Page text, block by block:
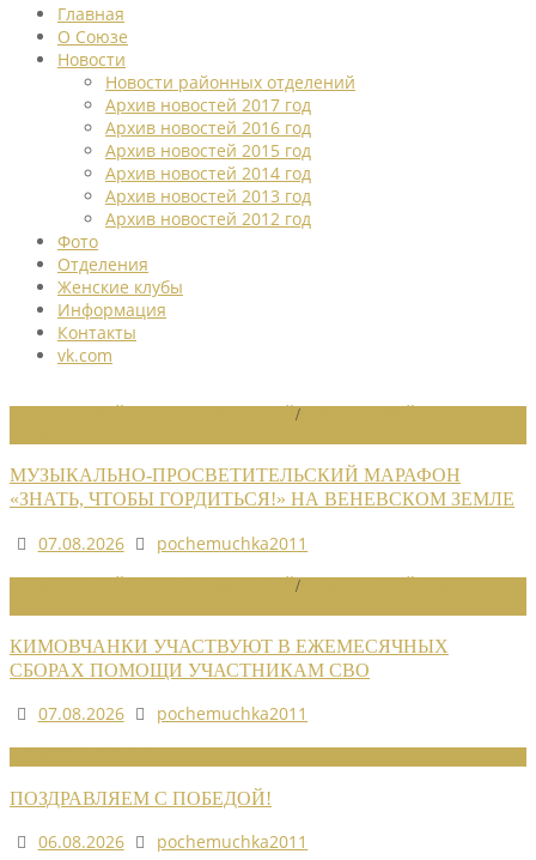
Главная
О Союзе
Новости
Новости районных отделений
Архив новостей 2017 год
Архив новостей 2016 год
Архив новостей 2015 год
Архив новостей 2014 год
Архив новостей 2013 год
Архив новостей 2012 год
Фото
Отделения
Женские клубы
Информация
Контакты
vk.com
/
МУЗЫКАЛЬНО-ПРОСВЕТИТЕЛЬСКИЙ МАРАФОН
«ЗНАТЬ, ЧТОБЫ ГОРДИТЬСЯ!» НА ВЕНЕВСКОМ ЗЕМЛЕ
07.08.2026
pochemuchka2011
/
КИМОВЧАНКИ УЧАСТВУЮТ В ЕЖЕМЕСЯЧНЫХ
СБОРАХ ПОМОЩИ УЧАСТНИКАМ СВО
07.08.2026
pochemuchka2011
ПОЗДРАВЛЯЕМ С ПОБЕДОЙ!
06.08.2026
pochemuchka2011